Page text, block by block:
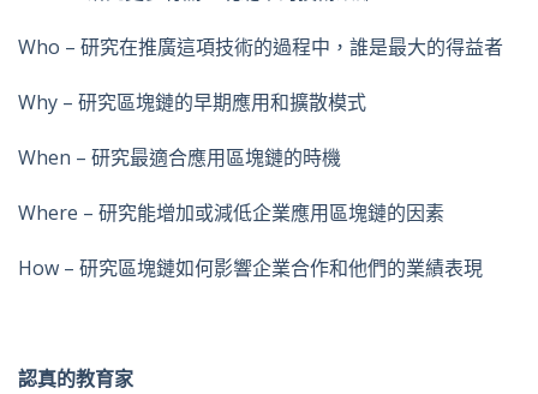
Who – 研究在推廣這項技術的過程中，誰是最大的得益者
Why – 研究區塊鏈的早期應用和擴散模式
When – 研究最適合應用區塊鏈的時機
Where – 研究能增加或減低企業應用區塊鏈的因素
How – 研究區塊鏈如何影響企業合作和他們的業績表現
認真的教育家